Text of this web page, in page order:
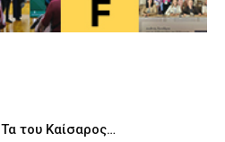
Τα του Καίσαρος…